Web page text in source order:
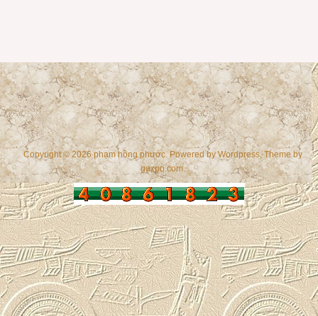
Copyright © 2026 phạm hồng phước. Powered byWordpress, Theme by
gazpo.com.